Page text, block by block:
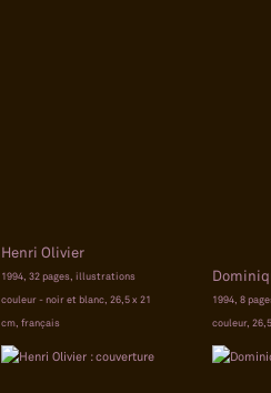
Henri Olivier
1994, 32 pages, illustrations
couleur - noir et blanc, 26,5 x 21
cm, français
1994, 8
couleur,